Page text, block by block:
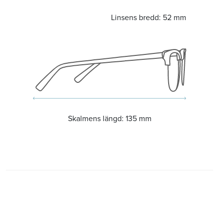
Linsens bredd: 52 mm
Skalmens längd: 135 mm